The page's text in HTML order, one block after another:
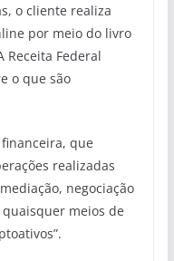
o cliente realiza
por meio do livro
Receita Federal
o que são
que
realizadas
negociação
meios de